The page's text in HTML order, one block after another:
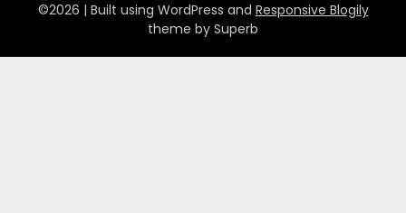
©2026 | Built using WordPress and Responsive Blogily
theme by Superb